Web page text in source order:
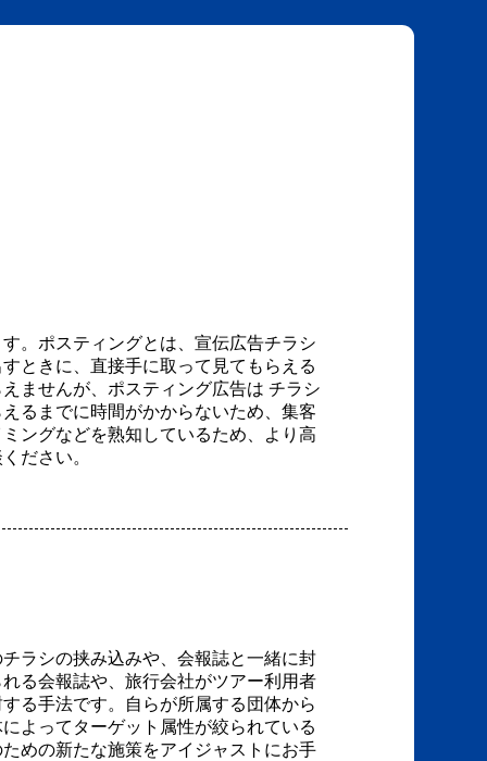
。ポスティングとは、宣伝広告チラシ
ときに、直接手に取って見てもらえる
ませんが、ポスティング広告は チラシ
るまでに時間がかからないため、集客
ングなどを熟知しているため、より高
ださい。
ラシの挟み込みや、会報誌と一緒に封
る会報誌や、旅行会社がツアー利用者
る手法です。自らが所属する団体から
よってターゲット属性が絞られている
めの新たな施策をアイジャストにお手